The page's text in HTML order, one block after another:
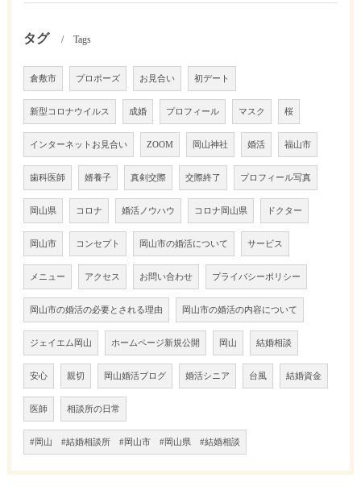
タグ Tags
倉敷市 プロポーズ お見合い 初デート
新型コロナウイルス 成婚 プロフィール マスク 桜
インターネットお見合い ZOOM 岡山神社 婚活 福山市
歯科医師 婿養子 真剣交際 交際終了 プロフィール写真
岡山県 コロナ 婚活ノウハウ コロナ岡山県 ドクター
岡山市 コンセプト 岡山市の婚活について サービス
メニュー アクセス お問い合わせ プライバシーポリシー
岡山市の婚活の必要とされる理由 岡山市の婚活の内容について
ジェイエム岡山 ホームページ新規公開 岡山 結婚相談
安心 親切 岡山婚活ブログ 婚活シニア 台風 結婚資金
医師 相談所の日常
#岡山 #結婚相談所 #岡山市 #岡山県 #結婚相談